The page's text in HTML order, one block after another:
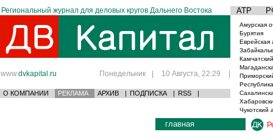
Региональный журнал для деловых кругов Дальнего Востока АТР
www.dvkapital.ru Понедельник | 10 Августа, 22:29 |
О КОМПАНИИ РЕКЛАМА АРХИВ | ПОДПИСКА | RSS |
Амурская
Бурятия
Еврейская
Чукотский
главная